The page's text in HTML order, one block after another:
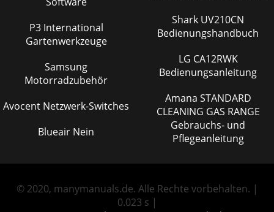
P3 International
Gartenwerkzeuge
Samsung
Motorradzubehör
Avocent Netzwerk-Switches
Blueair Nein
Shark UV210CN
Bedienungshandbuch
LG CA12RWK
Bedienungsanleitung
Amana STANDARD
CLEANING GAS RANGE
Gebrauchs- und
Pflegeanleitung
© 2020, manymanuals.de. Alle Rechte vorbehalten. |
0.023 s |